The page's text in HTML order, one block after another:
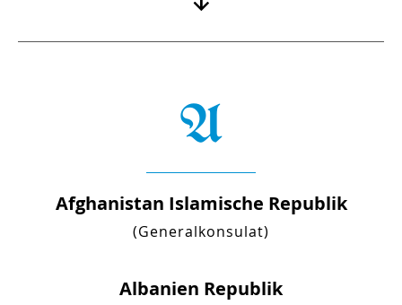
A
Afghanistan Islamische Republik
(Generalkonsulat)
Albanien Republik